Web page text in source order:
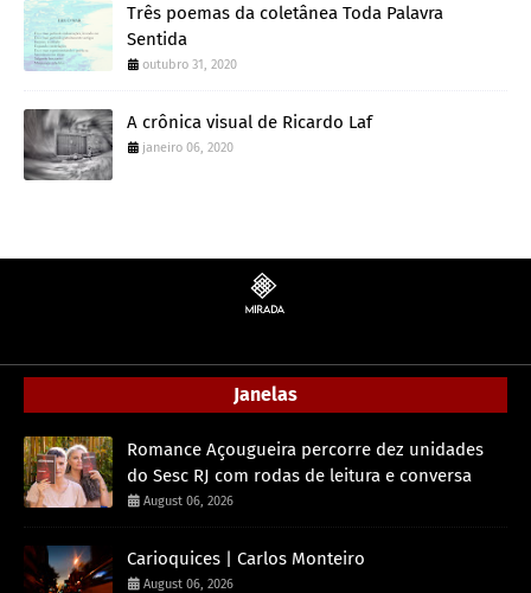
Três poemas da coletânea Toda Palavra
Sentida
outubro 31, 2020
A crônica visual de Ricardo Laf
janeiro 06, 2020
Janelas
Romance Açougueira percorre dez unidades
do Sesc RJ com rodas de leitura e conversa
August 06, 2026
Carioquices | Carlos Monteiro
August 06, 2026